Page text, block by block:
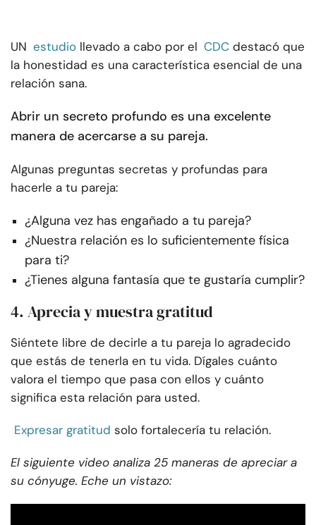
UN estudio llevado a cabo por el CDC destacó que
la honestidad es una característica esencial de una
relación sana.
Abrir un secreto profundo es una excelente
manera de acercarse a su pareja.
Algunas preguntas secretas y profundas para
hacerle a tu pareja:
¿Alguna vez has engañado a tu pareja?
¿Nuestra relación es lo suficientemente física
para ti?
¿Tienes alguna fantasía que te gustaría cumplir?
4. Aprecia y muestra gratitud
Siéntete libre de decirle a tu pareja lo agradecido
que estás de tenerla en tu vida. Dígales cuánto
valora el tiempo que pasa con ellos y cuánto
significa esta relación para usted.
Expresar gratitud solo fortalecería tu relación.
El siguiente video analiza 25 maneras de apreciar a
su cónyuge. Eche un vistazo: